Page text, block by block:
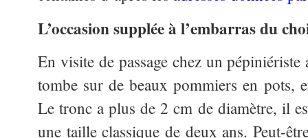
L’occasion supplée à l’embarras du
En visite de passage chez un
tombe sur de beaux pommiers en pots,
Le tronc a plus de 2 cm de diamètre, il
une taille classique de deux ans. Peut-